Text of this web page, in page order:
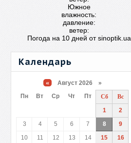
Южное
влажность:
давление:
ветер:
Погода на 10 дней отsinoptik.ua
Календарь
« Август 2026 »
Пн
Вт Ср Чт Пт Сб
Вс
1
2
3
4 5 6 7 8
9
10
11 12 13 14 15
16